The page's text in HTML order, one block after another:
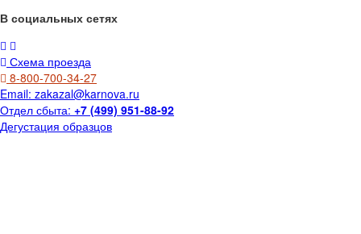
В социальных сетях
Схема проезда
8-800-700-34-27
Email: zakazal@karnova.ru
Отдел сбыта: +7 (499) 951-88-92
Дегустация образцов